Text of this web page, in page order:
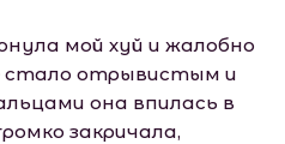
мой хуй и жалобно
стало отрывистым и
она впилась в
закричала,